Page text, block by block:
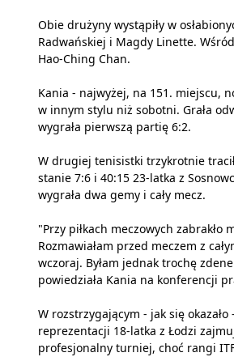
Obie drużyny wystąpiły w
Radwańskiej i Magdy Linette.
Hao-Ching Chan.
Kania - najwyżej, na 151. miejscu,
w innym stylu niż sobotni. Grała
wygrała pierwszą partię 6:2.
W drugiej tenisistki trzykrotnie
stanie 7:6 i 40:15 23-latka z
wygrała dwa gemy i cały mecz.
"Przy piłkach meczowych
Rozmawiałam przed meczem z
wczoraj. Byłam jednak trochę
powiedziała Kania na konferencji
W rozstrzygającym - jak się
reprezentacji 18-latka z Łodzi
profesjonalny turniej, choć rangi